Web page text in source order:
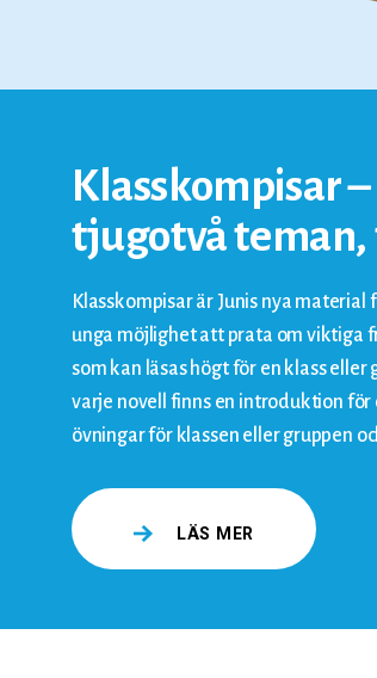
Klasskompisar
tjugotvå teman,
Klasskompisar är Junis nya
unga möjlighet att prata om viktiga
som kan läsas högt för en klass eller
varje novell finns en introduktion
övningar för klassen eller gruppen
LÄS MER